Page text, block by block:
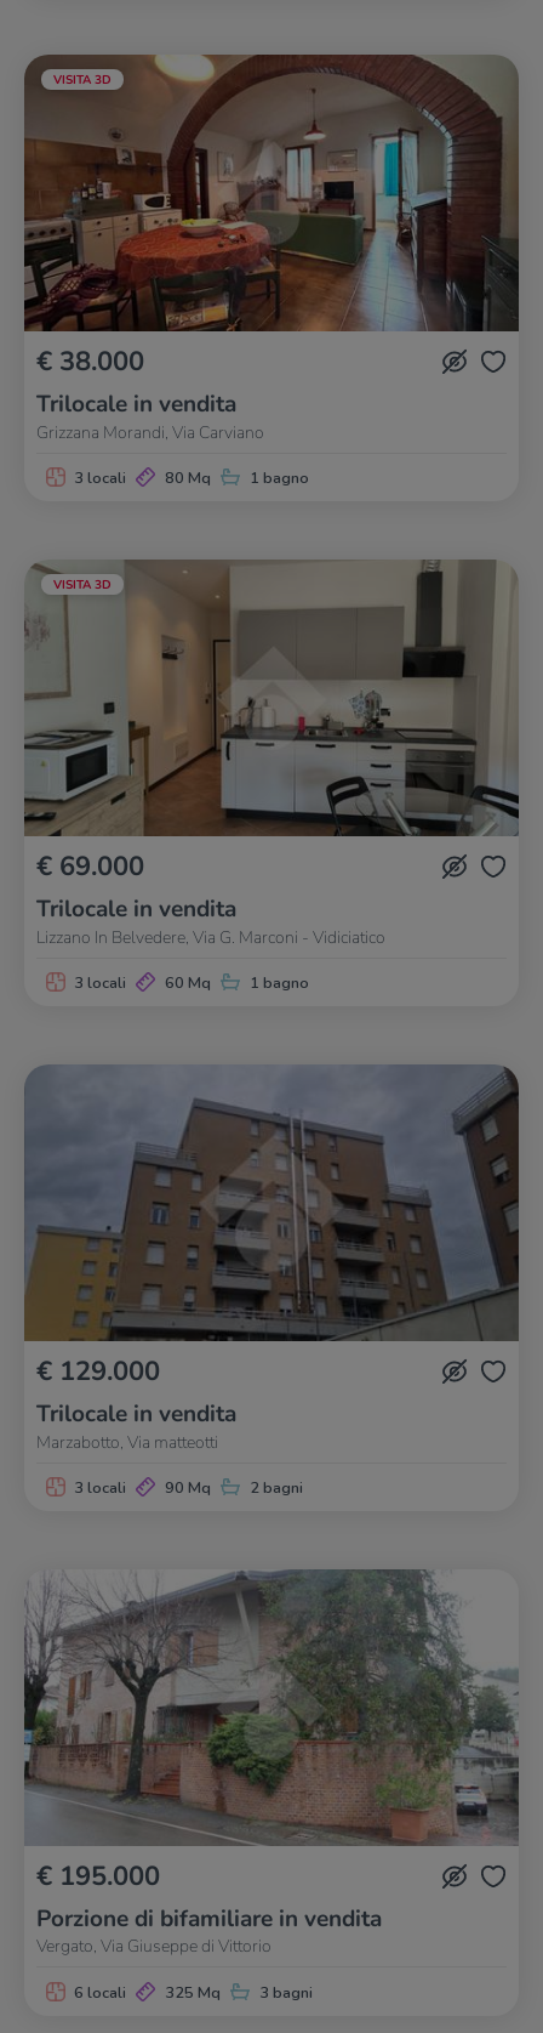
VISITA 3D
€ 38.000
Trilocale in vendita
Grizzana Morandi, Via Carviano
3 locali 80 Mq 1 bagno
VISITA 3D
€ 69.000
Trilocale in vendita
Lizzano In Belvedere, Via G. Marconi - Vidiciatico
3 locali 60 Mq 1 bagno
€ 129.000
Trilocale in vendita
Marzabotto, Via matteotti
3 locali 90 Mq 2 bagni
€ 195.000
Porzione di bifamiliare in vendita
Vergato, Via Giuseppe di Vittorio
6 locali 325 Mq 3 bagni